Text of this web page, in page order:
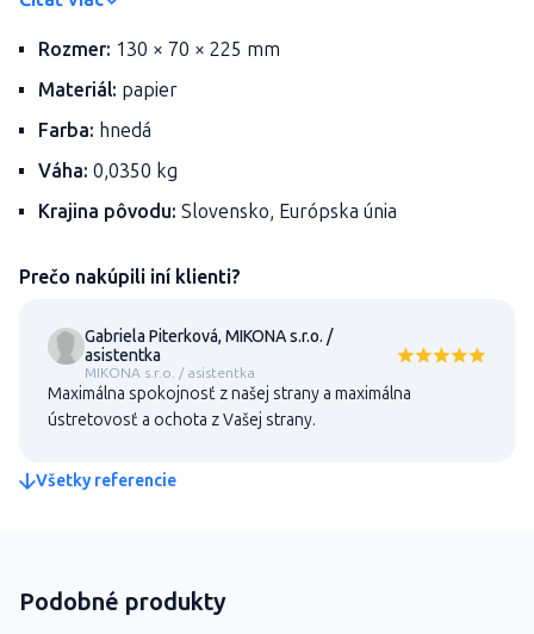
Rozmer: 130 × 70 × 225 mm
Materiál: papier
Farba: hnedá
Váha: 0,0350 kg
Krajina pôvodu: Slovensko, Európska únia
Prečo nakúpili iní klienti?
Gabriela Piterková, MIKONA s.r.o. /
asistentka
MIKONA s.r.o. / asistentka
Maximálna spokojnosť z našej strany a maximálna
ústretovosť a ochota z Vašej strany.
Všetky referencie
Podobné produkty